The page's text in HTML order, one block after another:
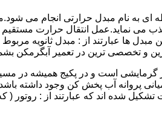
به نام مبدل حرارتی انجام می
می نماید.عمل انتقال حرارت
ها عبارتند از : مبدل ثانویه
و تخصصی ترین در تعمیر آبگرمکن
است و در پکیج همیشه در
در قسمت میانی پروانه آب پخش کن وجود
شده اند که عبارتند از :